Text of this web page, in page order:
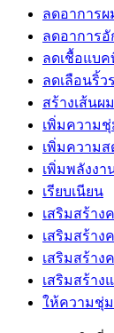
ลดอาการผ
ลดอาการอั
ลดเชื้อแบค
ลดเลือนริ้ว
สร้างเส้นผ
เพิ่มความ
เพิ่มความ
เพิ่มพลังงา
เรียบเนียน
เสริมสร้าง
เสริมสร้าง
เสริมสร้าง
เสริมสร้าง
ให้ความชุ่